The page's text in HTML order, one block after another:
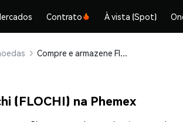
Contrato À vista (Spot)
Compre e armazene Flochi (FLOCHI) com segurança
(FLOCHI) na Phemex